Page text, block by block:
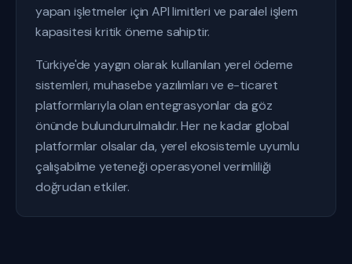
yapan işletmeler için API limitleri ve paralel işlem
kapasitesi kritik öneme sahiptir.
Türkiye'de yaygın olarak kullanılan yerel ödeme
sistemleri, muhasebe yazılımları ve e-ticaret
platformlarıyla olan entegrasyonlar da göz
önünde bulundurulmalıdır. Her ne kadar global
platformlar olsalar da, yerel ekosistemle uyumlu
çalışabilme yeteneği operasyonel verimliliği
doğrudan etkiler.